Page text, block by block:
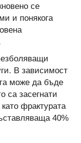
се
и понякога
В зависимост
може да бъде
са засегнати
фрактурата
40%